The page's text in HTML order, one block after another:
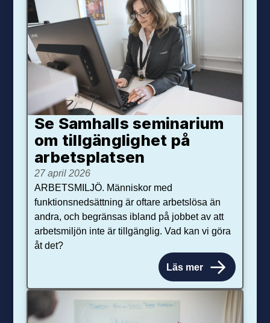
Se Samhalls seminarium
om tillgänglighet på
arbetsplatsen
27 april 2026
ARBETSMILJÖ. Människor med
funktionsnedsättning är oftare arbetslösa än
andra, och begränsas ibland på jobbet av att
arbetsmiljön inte är tillgänglig. Vad kan vi göra
åt det?
Läs mer